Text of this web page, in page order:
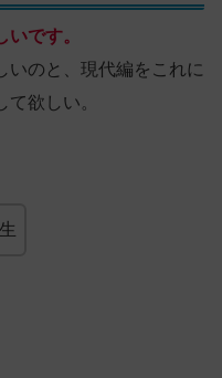
です。
いのと、現代編をこれに
欲しい。